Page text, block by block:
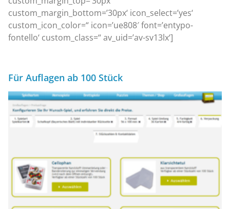
custom_margin_bottom=’30px‘ icon_select=’yes‘
custom_icon_color=“ icon=’ue808′ font=’entypo-
fontello‘ custom_class=“ av_uid=’av-sv13lx‘]
Für Auflagen ab 100 Stück